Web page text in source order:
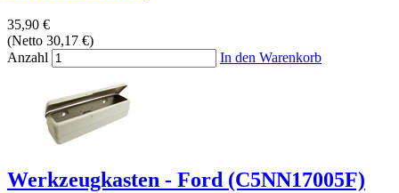
35,90 €
(Netto 30,17 €)
Anzahl
In den Warenkorb
Werkzeugkasten - Ford (C5NN17005F)